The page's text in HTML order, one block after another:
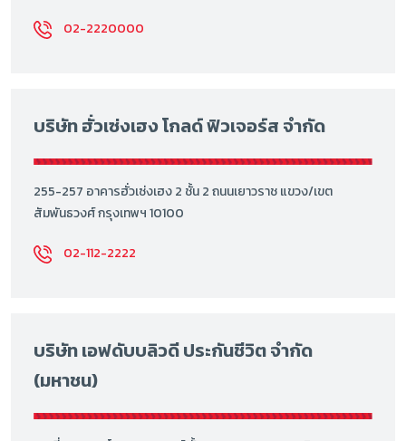
02-2220000
บริษัท ฮั่วเซ่งเฮง โกลด์ ฟิวเจอร์ส จำกัด
255-257 อาคารฮั่วเซ่งเฮง 2 ชั้น 2 ถนนเยาวราช แขวง/เขต
สัมพันธวงศ์ กรุงเทพฯ 10100
02-112-2222
บริษัท เอฟดับบลิวดี ประกันชีวิต จำกัด
(มหาชน)